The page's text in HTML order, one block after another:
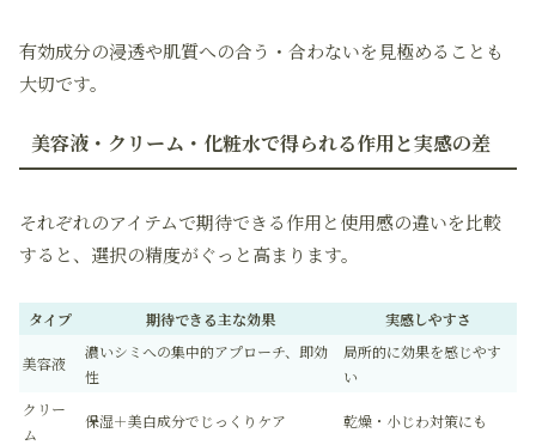
有効成分の浸透や肌質への合う・合わないを見極めることも
大切です。
美容液・クリーム・化粧水で得られる作用と実感の差
それぞれのアイテムで期待できる作用と使用感の違いを比較
すると、選択の精度がぐっと高まります。
タイプ 期待できる主な効果 実感しやすさ
美容液
濃いシミへの集中的アプローチ、即効
性
局所的に効果を感じやす
い
クリー
ム
保湿＋美白成分でじっくりケア 乾燥・小じわ対策にも